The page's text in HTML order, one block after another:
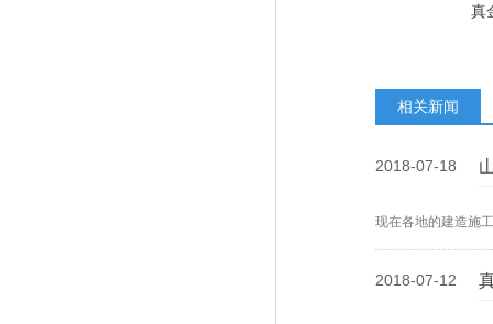
真
相关新闻
2018-07-18
现在各地的建造施
2018-07-12